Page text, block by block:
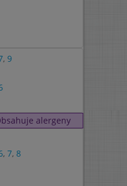
, 9
alergeny
, 7, 8